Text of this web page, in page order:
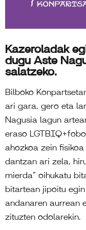
Kazeroladak
dugu Aste
salatzeko.
Bilboko
ari gara, gero eta
Nagusia lagun
eraso
ahozkoa zein
dantzan ari zela,
mierda” oihukatu
bitartean jipoitu
andanaren aurrean
zituzten odolarekin.